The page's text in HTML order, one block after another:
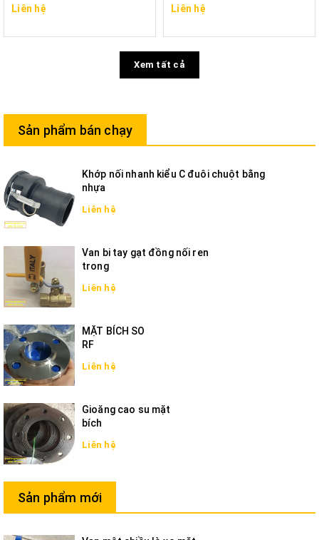
Liên hệ
Liên hệ
Xem tất cả
Sản phẩm bán chạy
Khớp nối nhanh kiểu C đuôi chuột bằng
nhựa
Liên hệ
Van bi tay gạt đồng nối ren
trong
Liên hệ
MẶT BÍCH SO
RF
Liên hệ
Gioăng cao su mặt
bích
Liên hệ
Sản phẩm mới